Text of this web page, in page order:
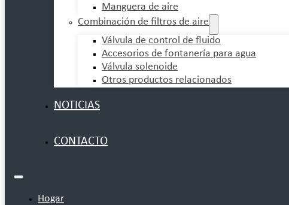
Manguera de aire
Combinación de filtros de aire
Válvula de control de fluido
Accesorios de fontanería para agua
Válvula solenoide
Otros productos relacionados
NOTICIAS
CONTACTO
Hogar